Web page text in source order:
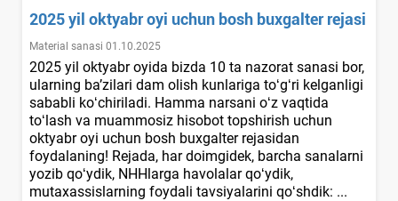
2025 yil oktyabr oyi uchun bosh buхgalter rejasi
Material sanasi 01.10.2025
2025 yil oktyabr oyida bizda 10 ta nazorat sanasi bor,
ularning ba’zilari dam olish kunlariga toʻgʻri kelganligi
sababli koʻchiriladi. Hamma narsani oʻz vaqtida
toʻlash va muammosiz hisobot topshirish uchun
oktyabr oyi uchun bosh buхgalter rejasidan
foydalaning! Rejada, har doimgidek, barcha sanalarni
yozib qoʻydik, NHHlarga havolalar qoʻydik,
mutaхassislarning foydali tavsiyalarini qoʻshdik: ...